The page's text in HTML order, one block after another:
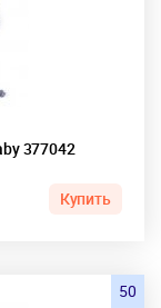
377042
Купить
50